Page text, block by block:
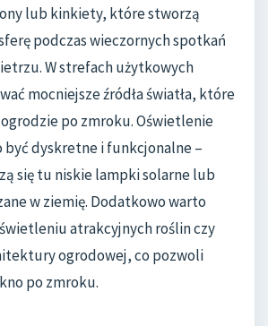
lub kinkiety, które stworzą
podczas wieczornych spotkań
W strefach użytkowych
mocniejsze źródła światła, które
po zmroku. Oświetlenie
być dyskretne i funkcjonalne –
się tu niskie lampki solarne lub
w ziemię. Dodatkowo warto
atrakcyjnych roślin czy
ogrodowej, co pozwoli
po zmroku.